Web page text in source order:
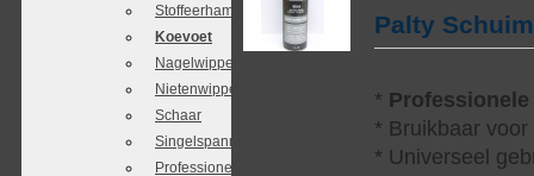
Stoffeerhamer
Koevoet
Nagelwipper
Nietenwipper
Schaar
Singelspanner
Professionele
Palty
* Professionele
* Bruikbaar
* Universeel